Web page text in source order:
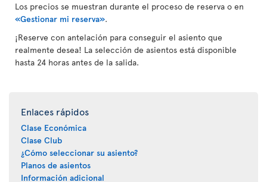
Los precios se muestran durante el proceso de reserva o en
«Gestionar mi reserva».
¡Reserve con antelación para conseguir el asiento que
realmente desea! La selección de asientos está disponible
hasta 24 horas antes de la salida.
Enlaces rápidos
Clase Económica
Clase Club
¿Cómo seleccionar su asiento?
Planos de asientos
Información adicional